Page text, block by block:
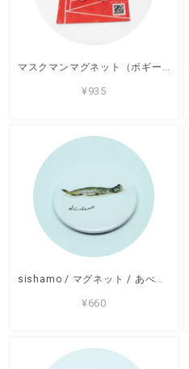
マスクマンマグネット（ボギーさん） / マグネット / NADO. /
¥935
¥660